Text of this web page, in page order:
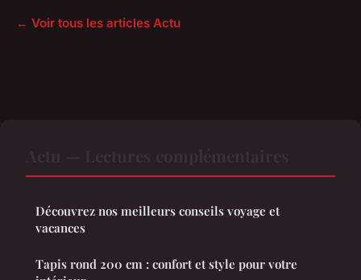
← Voir tous les articles Actu
Découvrez nos meilleurs conseils voyage et
vacances
Tapis rond 200 cm : confort et style pour votre